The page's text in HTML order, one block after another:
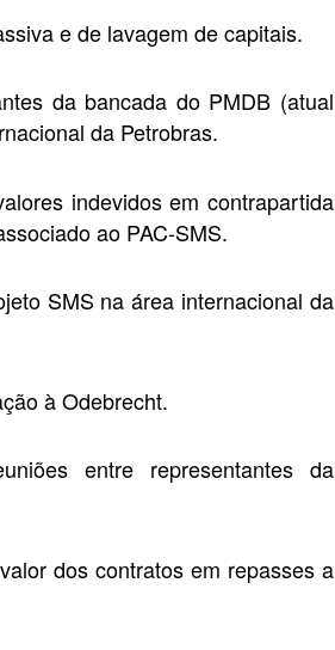
e de lavagem de capitais.
da bancada do PMDB (atual
da Petrobras.
indevidos em contrapartida
ao PAC-SMS.
SMS na área internacional da
à Odebrecht.
entre representantes da
dos contratos em repasses a